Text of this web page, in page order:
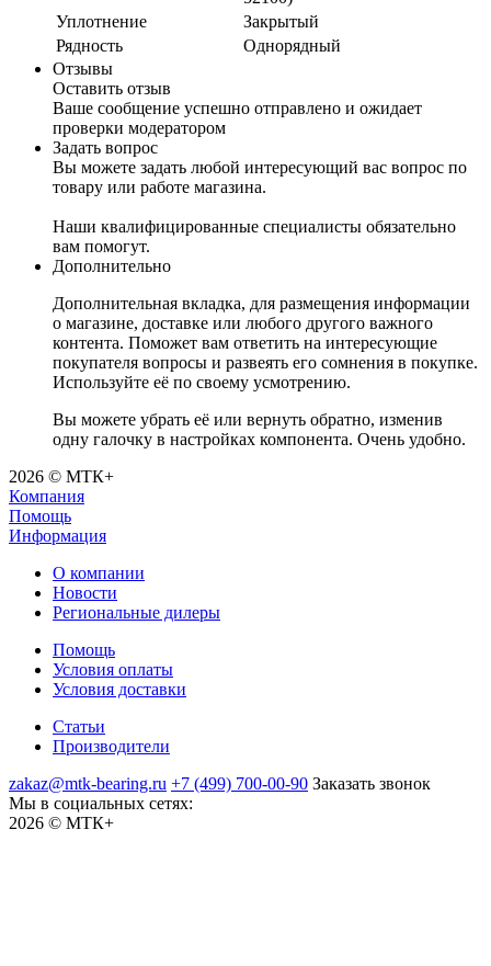
Уплотнение
Закрытый
Рядность
Однорядный
Отзывы
Оставить отзыв
Ваше сообщение успешно отправлено и ожидает
проверки модератором
Задать вопрос
Вы можете задать любой интересующий вас вопрос по
товару или работе магазина.
Наши квалифицированные специалисты обязательно
вам помогут.
Дополнительно
Дополнительная вкладка, для размещения информации
о магазине, доставке или любого другого важного
контента. Поможет вам ответить на интересующие
покупателя вопросы и развеять его сомнения в покупке.
Используйте её по своему усмотрению.
Вы можете убрать её или вернуть обратно, изменив
одну галочку в настройках компонента. Очень удобно.
2026 © МТК+
Компания
Помощь
Информация
О компании
Новости
Региональные дилеры
Помощь
Условия оплаты
Условия доставки
Статьи
Производители
zakaz@mtk-bearing.ru +7 (499) 700-00-90 Заказать звонок
Мы в социальных сетях:
2026 © МТК+